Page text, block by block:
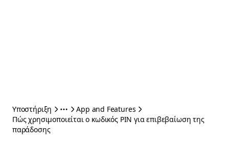
Υποστήριξη
App and Features
Πώς χρησιμοποιείται ο κωδικός PIN για επιβεβαίωση της
παράδοσης